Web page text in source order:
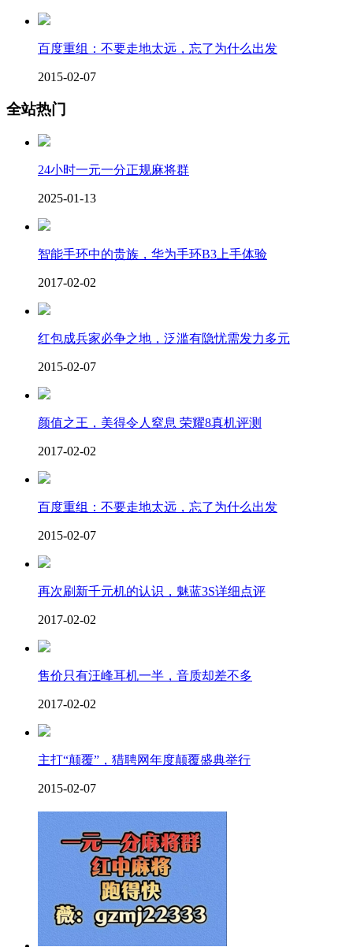
百度重组：不要走地太远，忘了为什么出发
2015-02-07
全站热门
24小时一元一分正规麻将群
2025-01-13
智能手环中的贵族，华为手环B3上手体验
2017-02-02
红包成兵家必争之地，泛滥有隐忧需发力多元
2015-02-07
颜值之王，美得令人窒息 荣耀8真机评测
2017-02-02
百度重组：不要走地太远，忘了为什么出发
2015-02-07
再次刷新千元机的认识，魅蓝3S详细点评
2017-02-02
售价只有汪峰耳机一半，音质却差不多
2017-02-02
主打“颠覆”，猎聘网年度颠覆盛典举行
2015-02-07